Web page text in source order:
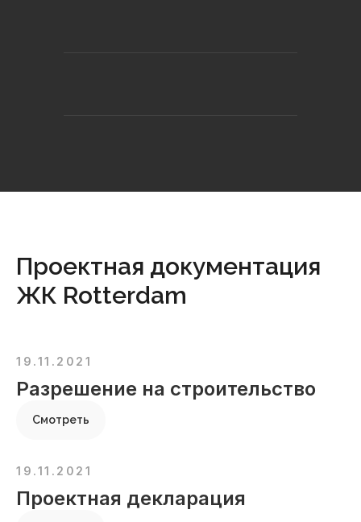
Проектная документация
ЖК Rotterdam
19.11.2021
Разрешение на строительство
Смотреть
19.11.2021
Проектная декларация